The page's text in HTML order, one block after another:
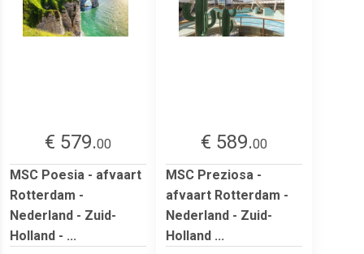
€ 579.00
MSC Poesia - afvaart
Rotterdam -
Nederland - Zuid-
Holland - ...
€ 589.00
MSC Preziosa -
afvaart Rotterdam -
Nederland - Zuid-
Holland ...